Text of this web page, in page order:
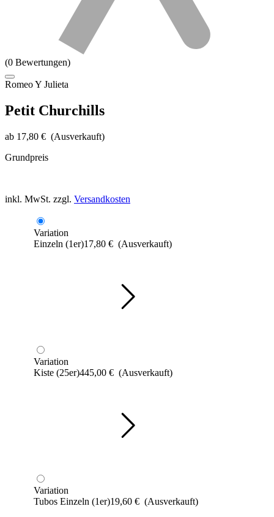
(0 Bewertungen)
Romeo Y Julieta
Petit Churchills
ab 17,80 € (Ausverkauft)
Grundpreis
inkl. MwSt. zzgl. Versandkosten
Variation
Einzeln (1er)17,80 € (Ausverkauft)
Variation
Kiste (25er)445,00 € (Ausverkauft)
Variation
Tubos Einzeln (1er)19,60 € (Ausverkauft)